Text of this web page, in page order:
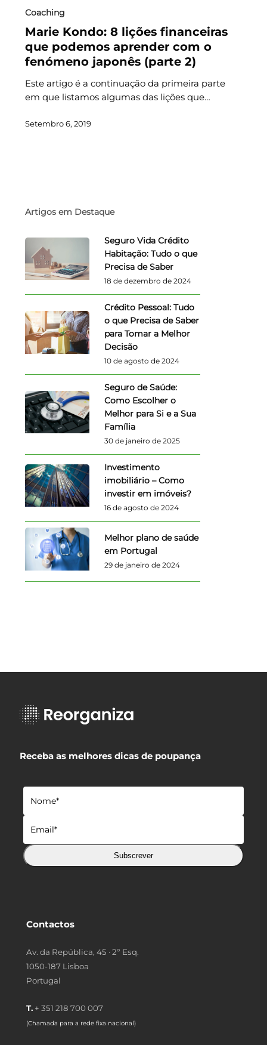
Coaching
Marie Kondo: 8 lições financeiras
que podemos aprender com o
fenómeno japonês (parte 2)
Este artigo é a continuação da primeira parte
em que listamos algumas das lições que…
Setembro 6, 2019
Artigos em Destaque
Seguro Vida Crédito
Habitação: Tudo o que
Precisa de Saber
18 de dezembro de 2024
Crédito Pessoal: Tudo
o que Precisa de Saber
para Tomar a Melhor
Decisão
10 de agosto de 2024
Seguro de Saúde:
Como Escolher o
Melhor para Si e a Sua
Família
30 de janeiro de 2025
Investimento
imobiliário – Como
investir em imóveis?
16 de agosto de 2024
Melhor plano de saúde
em Portugal
29 de janeiro de 2024
Receba as melhores dicas de poupança
Subscrever
Contactos
Av. da República, 45 · 2º Esq.
1050-187 Lisboa
Portugal
T. + 351 218 700 007
(Chamada para a rede fixa nacional)